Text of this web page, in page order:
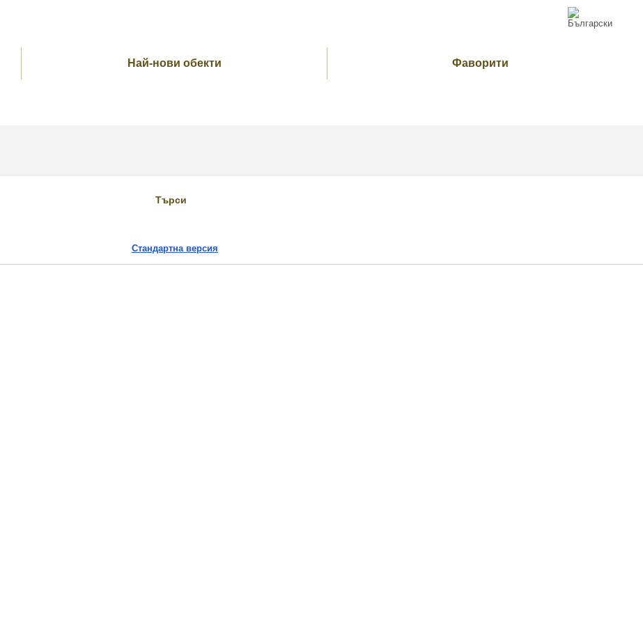
Най-нови обекти Фаворити
Търси
Стандартна версия